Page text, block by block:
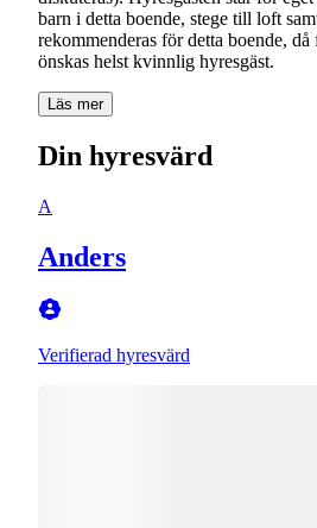
barn i detta boende, stege till loft
rekommenderas för detta boende,
önskas helst kvinnlig hyresgäst.
Läs mer
Din hyresvärd
A
Anders
Verifierad hyresvärd